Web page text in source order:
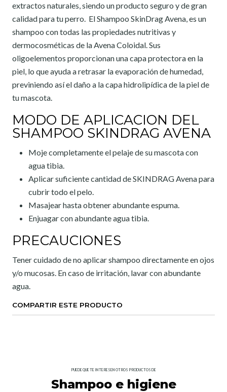
extractos naturales, siendo un producto seguro y de gran
calidad para tu perro. El Shampoo SkinDrag Avena, es un
shampoo con todas las propiedades nutritivas y
dermocosméticas de la Avena Coloidal. Sus
oligoelementos proporcionan una capa protectora en la
piel, lo que ayuda a retrasar la evaporación de humedad,
previniendo así el daño a la capa hidrolipídica de la piel de
tu mascota.
MODO DE APLICACION DEL
SHAMPOO SKINDRAG AVENA
Moje completamente el pelaje de su mascota con
agua tibia.
Aplicar suficiente cantidad de SKINDRAG Avena para
cubrir todo el pelo.
Masajear hasta obtener abundante espuma.
Enjuagar con abundante agua tibia.
PRECAUCIONES
Tener cuidado de no aplicar shampoo directamente en ojos
y/o mucosas. En caso de irritación, lavar con abundante
agua.
COMPARTIR ESTE PRODUCTO
PUEDE QUE TE INTERESEN OTROS PRODUCTOS DE
Shampoo e higiene